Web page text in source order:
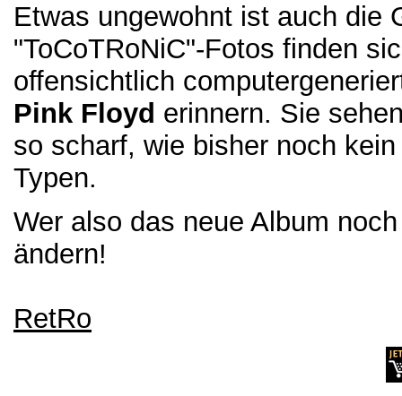
Etwas ungewohnt ist auch die
"ToCoTRoNiC"-Fotos finden
offensichtlich
Pink Floyd erinnern. Sie
so scharf, wie bisher noch
Typen.
Wer also das neue Album
ändern!
RetRo